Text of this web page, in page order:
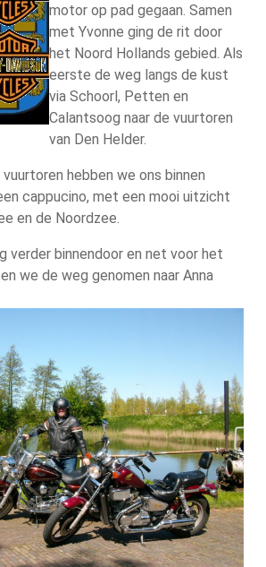
motor op pad gegaan. Samen
met Yvonne ging de rit door
het Noord Hollands gebied. Als
eerste de weg langs de kust
via Schoorl, Petten en
Calantsoog naar de vuurtoren
van Den Helder.
hebben we ons binnen
cappucino, met een mooi uitzicht
en de Noordzee.
verder binnendoor en net voor het
we de weg genomen naar Anna